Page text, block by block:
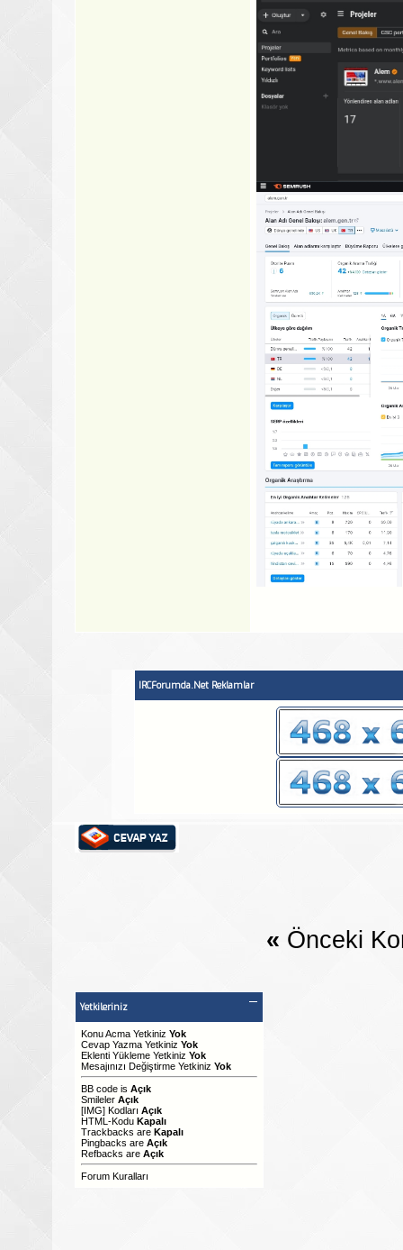
IRCForumda.Net Reklamlar
« Önceki
Yetkileriniz
Konu Acma Yetkiniz Yok
Cevap Yazma Yetkiniz Yok
Eklenti Yükleme Yetkiniz Yok
Mesajınızı Değiştirme Yetkiniz Yok
BB code is Açık
Smileler Açık
[IMG] Kodları Açık
HTML-Kodu Kapalı
Trackbacks are Kapalı
Pingbacks are Açık
Refbacks are Açık
Forum Kuralları